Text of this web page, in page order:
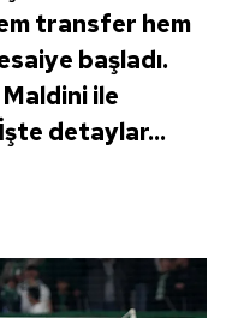
transfer hem
başladı.
ile
detaylar...